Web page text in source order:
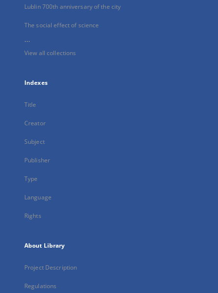
Lublin 700th anniversary of the city
The social effect of science
...
View all collections
Indexes
Title
Creator
Subject
Publisher
Type
Language
Rights
About Library
Project Description
Regulations